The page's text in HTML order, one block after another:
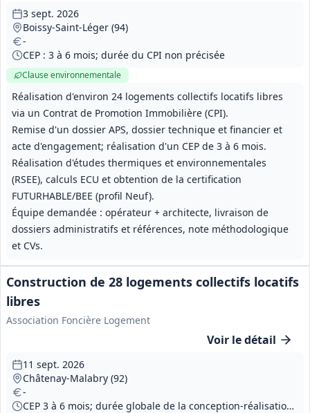
Réalisation d'environ 24 logements collectifs locatifs libres
via un Contrat de Promotion Immobilière (CPI).
Remise d'un dossier APS, dossier technique et financier et
acte d'engagement; réalisation d'un CEP de 3 à 6 mois.
Réalisation d'études thermiques et environnementales
(RSEE), calculs ECU et obtention de la certification
FUTURHABLE/BEE (profil Neuf).
Équipe demandée : opérateur + architecte, livraison de
dossiers administratifs et références, note méthodologique
et CVs.
3 sept. 2026
Boissy-Saint-Léger (94)
-
CEP : 3 à 6 mois; durée du CPI non précisée
Clause environnementale
Construction de 28 logements collectifs locatifs
libres
Association Foncière Logement
Voir le détail
11 sept. 2026
Châtenay-Malabry (92)
-
CEP 3 à 6 mois; durée globale de la conception-réalisation (CPI) non précisée